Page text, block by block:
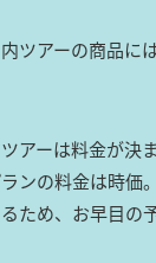
ツアーの商品に
アーは料金が決
ンの料金は時価。
ため、お早目の